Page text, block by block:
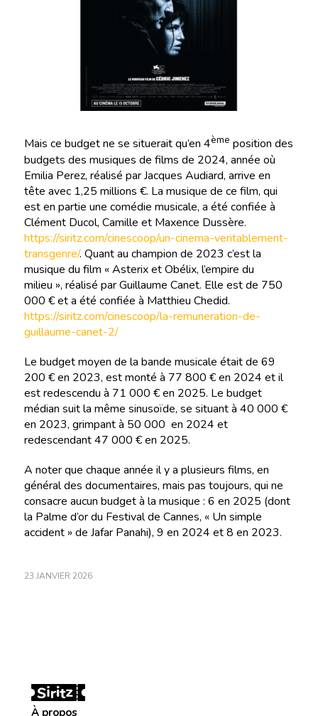
Mais ce budget ne se situerait qu’en 4ème position des
budgets des musiques de films de 2024, année où
Emilia Perez, réalisé par Jacques Audiard, arrive en
tête avec 1,25 millions €. La musique de ce film, qui
est en partie une comédie musicale, a été confiée à
Clément Ducol, Camille et Maxence Dussère.
https://siritz.com/cinescoop/un-cinema-veritablement-
transgenre/. Quant au champion de 2023 c’est la
musique du film « Asterix et Obélix, l’empire du
milieu », réalisé par Guillaume Canet. Elle est de 750
000 € et a été confiée à Matthieu Chedid.
https://siritz.com/cinescoop/la-remuneration-de-
guillaume-canet-2/
Le budget moyen de la bande musicale était de 69
200 € en 2023, est monté à 77 800 € en 2024 et il
est redescendu à 71 000 € en 2025. Le budget
médian suit la même sinusoïde, se situant à 40 000 €
en 2023, grimpant à 50 000 en 2024 et
redescendant 47 000 € en 2025.
A noter que chaque année il y a plusieurs films, en
général des documentaires, mais pas toujours, qui ne
consacre aucun budget à la musique : 6 en 2025 (dont
la Palme d’or du Festival de Cannes, « Un simple
accident » de Jafar Panahi), 9 en 2024 et 8 en 2023.
23 JANVIER 2026
À propos